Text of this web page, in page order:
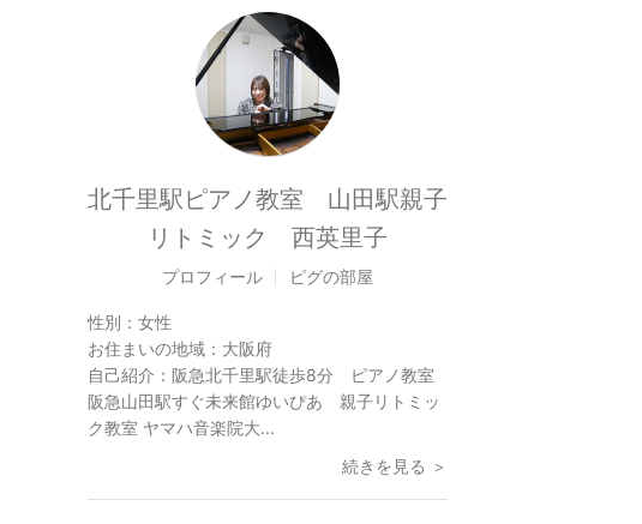
北千里駅ピアノ教室 山田駅親子
リトミック 西英里子
プロフィール ピグの部屋
性別： 女性
お住まいの地域： 大阪府
自己紹介： 阪急北千里駅徒歩8分 ピアノ教室
阪急山田駅すぐ未来館ゆいぴあ 親子リトミッ
ク教室 ヤマハ音楽院大...
続きを見る ＞